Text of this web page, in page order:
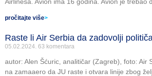
pročitajte više>
Raste li Air Serbia da zadovolji
05.02.2024. 63 komentara
autor: Alen Šćuric, analitičar (Zagreb), foto: Air
na zamaaero da JU raste i otvara linije zbog